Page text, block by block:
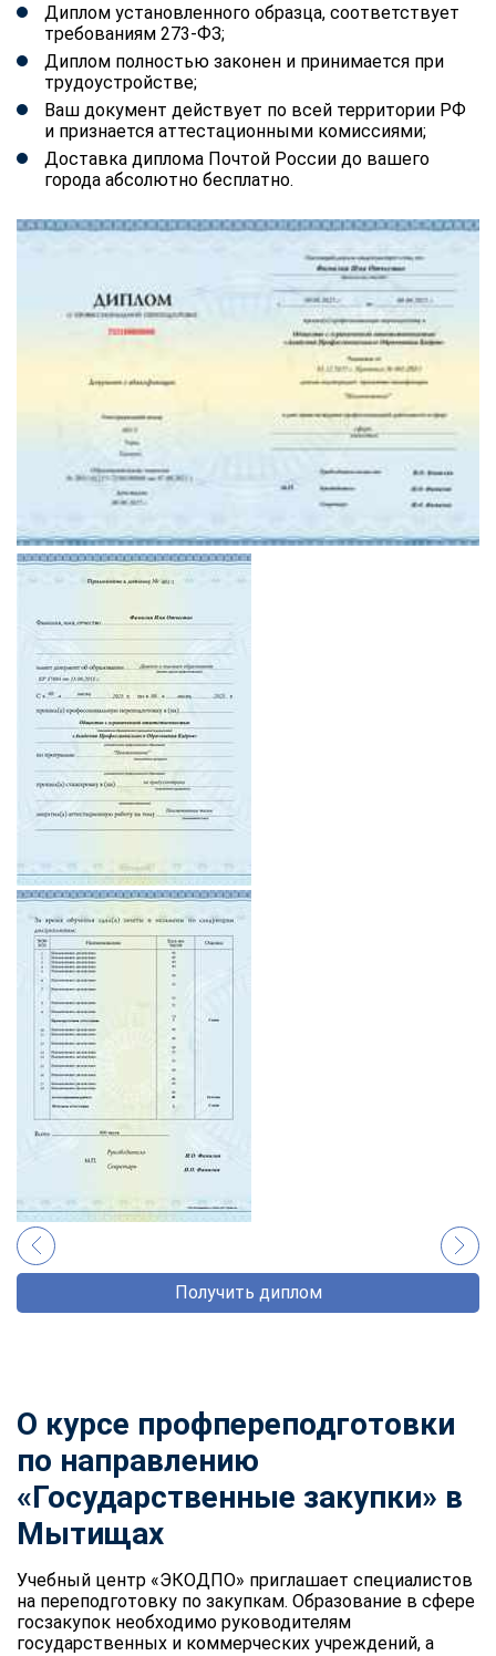
Диплом установленного образца, соответствует
требованиям 273-ФЗ;
Диплом полностью законен и принимается при
трудоустройстве;
Ваш документ действует по всей территории РФ
и признается аттестационными комиссиями;
Доставка диплома Почтой России до вашего
города абсолютно бесплатно.
Получить диплом
О курсе профпереподготовки
по направлению
«Государственные закупки» в
Мытищах
Учебный центр «ЭКОДПО» приглашает специалистов
на переподготовку по закупкам. Образование в сфере
госзакупок необходимо руководителям
государственных и коммерческих учреждений, а